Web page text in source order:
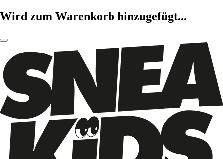
Wird zum Warenkorb hinzugefügt...